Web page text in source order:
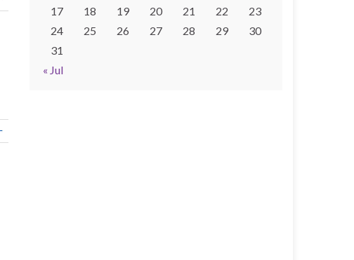
« Jul
17
18 19 20 21 22
23
24
25 26 27 28 29
30
31